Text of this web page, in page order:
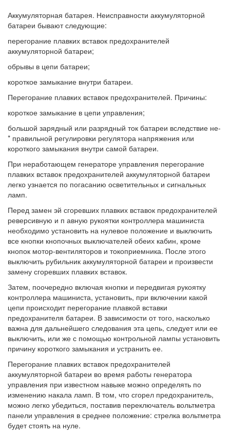
Аккумуляторная батарея. Неисправности аккумуляторной
батареи бывают следующие:
перегорание плавких вставок предохранителей
аккумуляторной батареи;
обрывы в цепи батареи;
короткое замыкание внутри батареи.
Перегорание плавких вставок предохранителей. Причины:
короткое замыкание в цепи управления;
большой зарядный или разрядный ток батареи вследствие не-
* правильной регулировки регулятора напряжения или
короткого замыкания внутри самой батареи.
При неработающем генераторе управления перегорание
плавких вставок предохранителей аккумуляторной батареи
легко узнается по погасанию осветительных и сигнальных
ламп.
Перед замен эй сгоревших плавких вставок предохранителей
реверсивную и п авную рукоятки контроллера машиниста
необходимо установить на нулевое положение и выключить
все кнопки кнопочных выключателей обеих кабин, кроме
кнопок мотор-вентиляторов и токоприемника. После этого
выключить рубильник аккумуляторной батареи и произвести
замену сгоревших плавких вставок.
Затем, поочередно включая кнопки и передвигая рукоятку
контроллера машиниста, установить, при включении какой
цепи происходит перегорание плавкой вставки
предохранителя батареи. В зависимости от того, насколько
важна для дальнейшего следования эта цепь, следует или ее
выключить, или же с помощью контрольной лампы установить
причину короткого замыкания и устранить ее.
Перегорание плавких вставок предохранителей
аккумуляторной батареи во время работы генератора
управления при известном навыке можно определять по
изменению накала ламп. В том, что сгорел предохранитель,
можно легко убедиться, поставив переключатель вольтметра
панели управления в среднее положение: стрелка вольтметра
будет стоять на нуле.